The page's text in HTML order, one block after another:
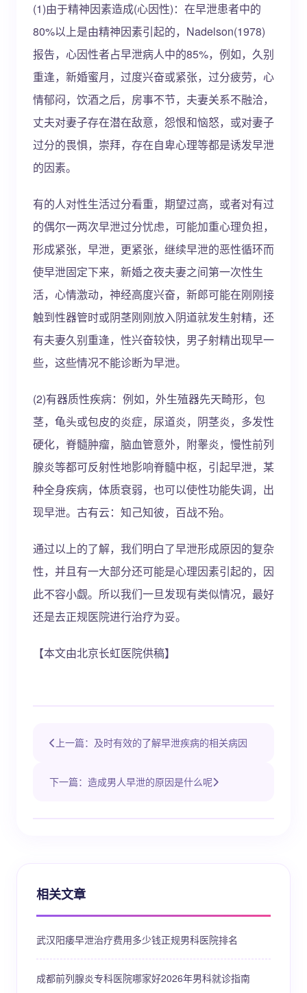
(1)由于精神因素造成(心因性)：在早泄患者中的
80%以上是由精神因素引起的，Nadelson(1978)
报告，心因性者占早泄病人中的85%，例如，久别
重逢，新婚蜜月，过度兴奋或紧张，过分疲劳，心
情郁闷，饮酒之后，房事不节，夫妻关系不融洽，
丈夫对妻子存在潜在敌意，怨恨和恼怒，或对妻子
过分的畏惧，崇拜，存在自卑心理等都是诱发早泄
的因素。
有的人对性生活过分看重，期望过高，或者对有过
的偶尔一两次早泄过分忧虑，可能加重心理负担，
形成紧张，早泄，更紧张，继续早泄的恶性循环而
使早泄固定下来，新婚之夜夫妻之间第一次性生
活，心情激动，神经高度兴奋，新郎可能在刚刚接
触到性器管时或阴茎刚刚放入阴道就发生射精，还
有夫妻久别重逢，性兴奋较快，男子射精出现早一
些，这些情况不能诊断为早泄。
(2)有器质性疾病：例如，外生殖器先天畸形，包
茎，龟头或包皮的炎症，尿道炎，阴茎炎，多发性
硬化，脊髓肿瘤，脑血管意外，附睾炎，慢性前列
腺炎等都可反射性地影响脊髓中枢，引起早泄，某
种全身疾病，体质衰弱，也可以使性功能失调，出
现早泄。古有云：知己知彼，百战不殆。
通过以上的了解，我们明白了早泄形成原因的复杂
性，并且有一大部分还可能是心理因素引起的，因
此不容小觑。所以我们一旦发现有类似情况，最好
还是去正规医院进行治疗为妥。
【本文由北京长虹医院供稿】
上一篇：及时有效的了解早泄疾病的相关病因
下一篇：造成男人早泄的原因是什么呢
相关文章
武汉阳痿早泄治疗费用多少钱正规男科医院排名
成都前列腺炎专科医院哪家好2026年男科就诊指南